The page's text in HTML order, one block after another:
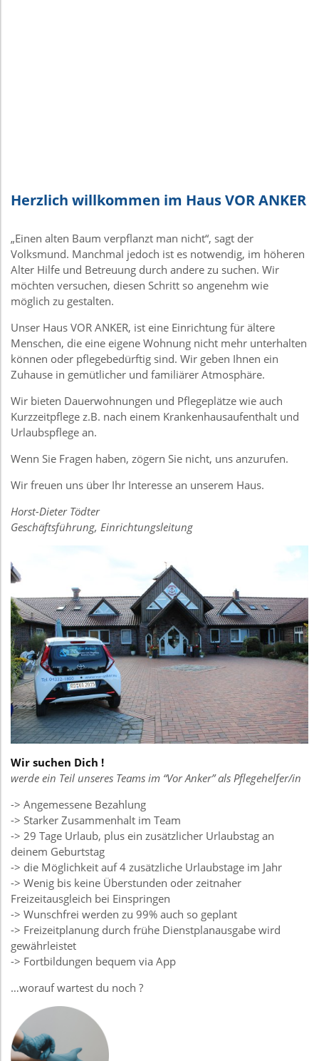
Herzlich willkommen im HausVORANKER
„Einen alten Baum verpflanzt man nicht“, sagt der
Volksmund. Manchmal jedoch ist es notwendig, im höheren
Alter Hilfe und Betreuung durch andere zu suchen. Wir
möchten versuchen, diesen Schritt so angenehm wie
möglich zu gestalten.
Unser Haus VOR ANKER, ist eine Einrichtung für ältere
Menschen, die eine eigene Wohnung nicht mehr unterhalten
können oder pflegebedürftig sind. Wir geben Ihnen ein
Zuhause in gemütlicher und familiärer Atmosphäre.
Wir bieten Dauerwohnungen und Pflegeplätze wie auch
Kurzzeitpflege z.B. nach einem Krankenhausaufenthalt und
Urlaubspflege an.
Wenn Sie Fragen haben, zögern Sie nicht, uns anzurufen.
Wir freuen uns über Ihr Interesse an unserem Haus.
Horst-Dieter Tödter
Geschäftsführung, Einrichtungsleitung
Wir suchen Dich !
werde ein Teil unseres Teams im “Vor Anker” als Pflegehelfer/in
-> Angemessene Bezahlung
-> Starker Zusammenhalt im Team
-> 29 Tage Urlaub, plus ein zusätzlicher Urlaubstag an
deinem Geburtstag
-> die Möglichkeit auf 4 zusätzliche Urlaubstage im Jahr
-> Wenig bis keine Überstunden oder zeitnaher
Freizeitausgleich bei Einspringen
-> Wunschfrei werden zu 99% auch so geplant
-> Freizeitplanung durch frühe Dienstplanausgabe wird
gewährleistet
-> Fortbildungen bequem via App
…worauf wartest du noch ?